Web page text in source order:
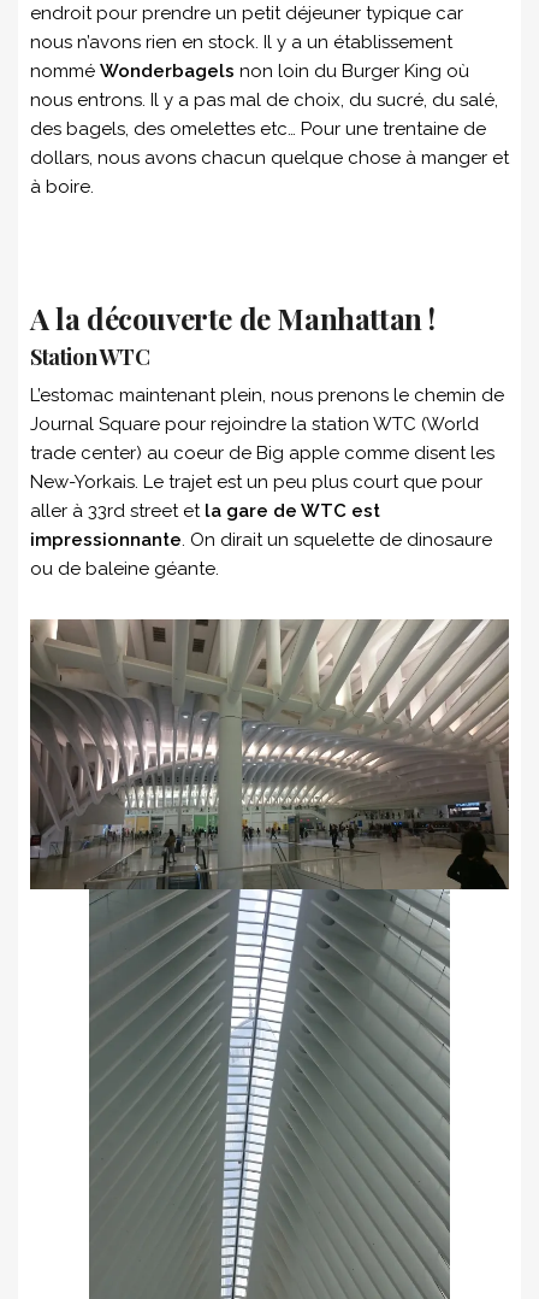
endroit pour prendre un petit déjeuner typique car
nous n’avons rien en stock. Il y a un établissement
nommé Wonderbagels non loin du Burger King où
nous entrons. Il y a pas mal de choix, du sucré, du salé,
des bagels, des omelettes etc… Pour une trentaine de
dollars, nous avons chacun quelque chose à manger et
à boire.
A la découverte de Manhattan !
Station WTC
L’estomac maintenant plein, nous prenons le chemin de
Journal Square pour rejoindre la station WTC (World
trade center) au coeur de Big apple comme disent les
New-Yorkais. Le trajet est un peu plus court que pour
aller à 33rd street et la gare de WTC est
impressionnante. On dirait un squelette de dinosaure
ou de baleine géante.